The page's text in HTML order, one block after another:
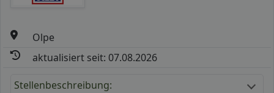
Olpe
aktualisiert seit: 07.08.2026
Stellenbeschreibung: